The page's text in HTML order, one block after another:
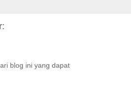
blog ini yang dapat